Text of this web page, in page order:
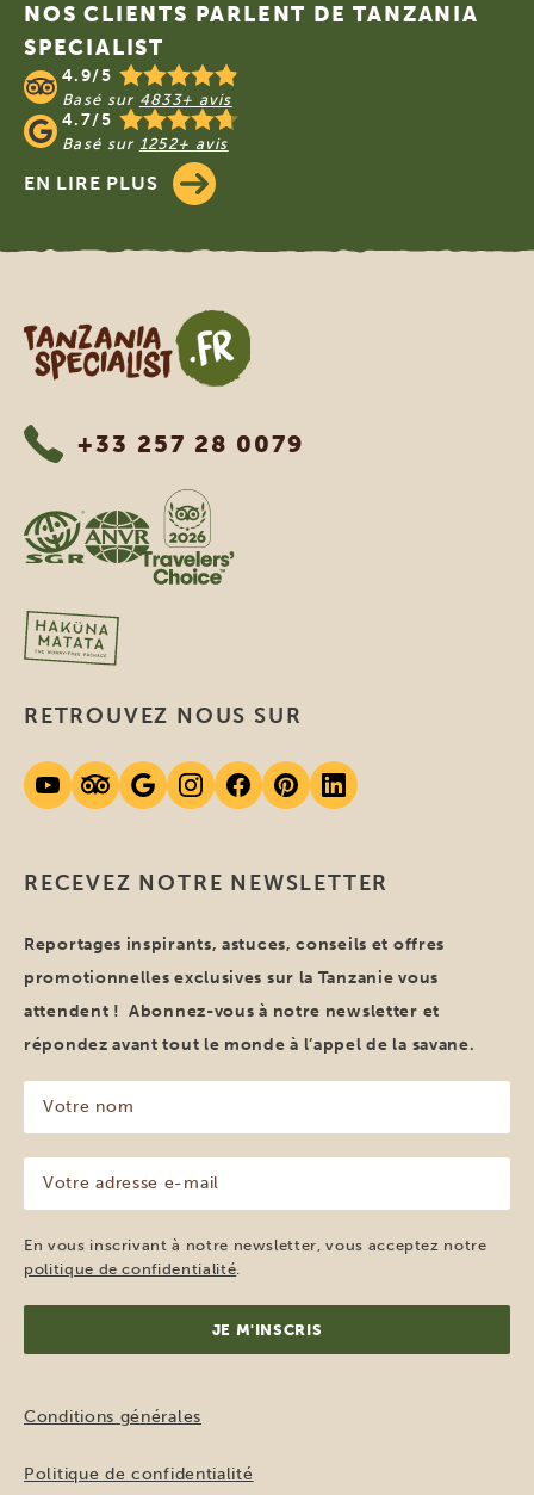
NOS CLIENTS PARLENT DE TANZANIA
SPECIALIST
4.9/5
Basé sur 4833+ avis
4.7/5
Basé sur 1252+ avis
EN LIRE PLUS
Tanzania Specialist
+33 257 28 0079
RECEVEZ NOTRE NEWSLETTER
Reportages inspirants, astuces, conseils et offres
promotionnelles exclusives sur la Tanzanie vous
attendent ! Abonnez-vous à notre newsletter et
répondez avant tout le monde à l’appel de la savane.
nom
(Nécessaire)
adresse
e-
mail
(Nécessaire)
En vous inscrivant à notre newsletter, vous acceptez notre
politique de confidentialité
RETROUVEZ NOUS SUR
Conditions générales
Politique de confidentialité